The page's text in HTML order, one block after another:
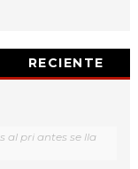
RECIENTE
al pri antes se lla